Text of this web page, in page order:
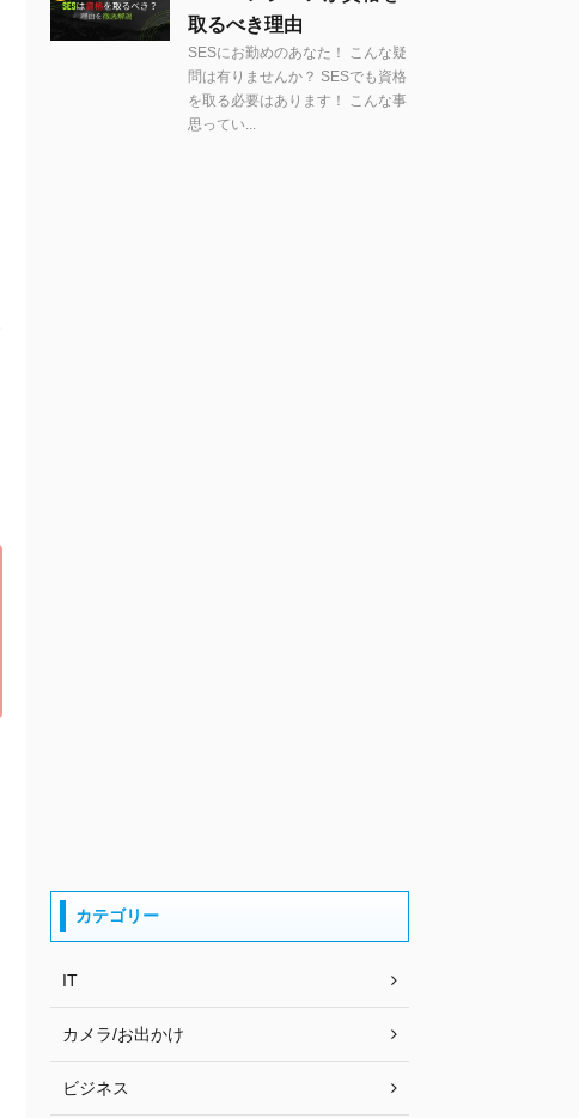
取るべき理由
SESにお勤めのあなた！ こんな疑
問は有りませんか？ SESでも資格
を取る必要はあります！ こんな事
思ってい...
カテゴリー
IT
カメラ/お出かけ
ビジネス